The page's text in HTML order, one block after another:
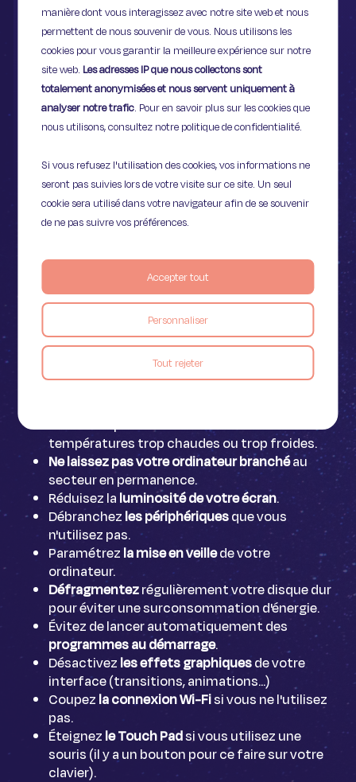
manière dont vous interagissez avec notre site web et nous
permettent de nous souvenir de vous. Nous utilisons les
cookies pour vous garantir la meilleure expérience sur notre
site web. Les adresses IP que nous collectons sont
totalement anonymisées et nous servent uniquement à
analyser notre trafic. Pour en savoir plus sur les cookies que
nous utilisons, consultez notre politique de confidentialité.
Si vous refusez l'utilisation des cookies, vos informations ne
seront pas suivies lors de votre visite sur ce site. Un seul
cookie sera utilisé dans votre navigateur afin de se souvenir
de ne pas suivre vos préférences.
Personnaliser
Tout rejeter
Accepter tout
Vous pouvez à présent personnaliser plusieurs
options : temps de mise en veille, allumage de l'écran
et intensité de la luminosité.
Comment préserver
sa batterie.
Certaines mesures simples vont vous permettre
économiser la batterie de votre ordinateur
portable
températures trop chaudes ou trop froides.
Ne laissez pas votre ordinateur branchéau
secteur en permanence.
Réduisez la luminosité de votre écran.
Débranchez les périphériquesque vous
n'utilisez pas.
Paramétrez la mise en veillede votre
ordinateur.
Défragmentezrégulièrement votre disque dur
pour éviter une surconsommation d'énergie.
Évitez de lancer automatiquement des
programmes au démarrage.
Désactivez les effets graphiquesde votre
interface (transitions, animations...)
Coupez la connexion Wi-Fisi vous ne l'utilisez
pas.
Éteignez le Touch Padsi vous utilisez une
souris (il y a un bouton pour ce faire sur votre
clavier).